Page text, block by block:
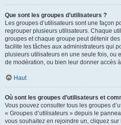
Que sont les groupes d’utilisateurs ?
Les groupes d’utilisateurs sont une façon
regrouper plusieurs utilisateurs. Chaque
groupes et chaque groupe peut détenir
facilite les tâches aux administrateurs qui
plusieurs utilisateurs en une seule fois, ou
de modération, ou bien leur donner accès
Haut
Où sont les groupes d’utilisateurs et
Vous pouvez consulter tous les groupes
« Groupes d’utilisateurs » depuis le
vous souhaitez en rejoindre un, cliquez